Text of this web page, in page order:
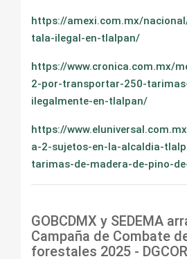
https://amexi.com.mx/
tala-ilegal-en-tlalpan/
https://www.cronica.com.mx/
2-por-transportar-250-
ilegalmente-en-tlalpan/
https://
a-2-sujetos-en-la-alcaldia-
tarimas-de-madera-de-pino-
GOBCDMX y SEDEMA
Campaña de Combate
forestales 2025 -